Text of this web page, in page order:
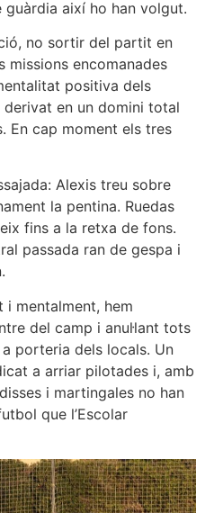
així ho han volgut.
no sortir del partit en
missions encomanades
positiva dels
derivat en un domini total
En cap moment els tres
Alexis treu sobre
la pentina. Ruedas
fins a la retxa de fons.
passada ran de gespa i
i mentalment, hem
del camp i anul·lant tots
porteria dels locals. Un
a arriar pilotades i, amb
i martingales no han
que l’Escolar